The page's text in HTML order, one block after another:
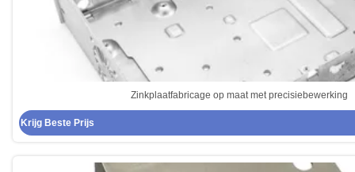
Zinkplaatfabricage op maat met precisiebewerking
Krijg Beste Prijs